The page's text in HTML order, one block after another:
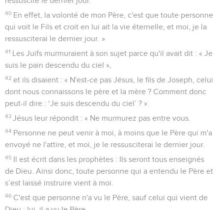
40 En effet, la volonté de mon Père, c'est que toute personne
qui voit le Fils et croit en lui ait la vie éternelle, et moi, je la
ressusciterai le dernier jour. »
41 Les Juifs murmuraient à son sujet parce qu'il avait dit : « Je
suis le pain descendu du ciel »,
42 et ils disaient : « N'est-ce pas Jésus, le fils de Joseph, celui
dont nous connaissons le père et la mère ? Comment donc
peut-il dire : ‘Je suis descendu du ciel’ ? »
43 Jésus leur répondit : « Ne murmurez pas entre vous.
44 Personne ne peut venir à moi, à moins que le Père qui m'a
envoyé ne l'attire, et moi, je le ressusciterai le dernier jour.
45 Il est écrit dans les prophètes : Ils seront tous enseignés
de Dieu. Ainsi donc, toute personne qui a entendu le Père et
s’est laissé instruire vient à moi.
46 C'est que personne n'a vu le Père, sauf celui qui vient de